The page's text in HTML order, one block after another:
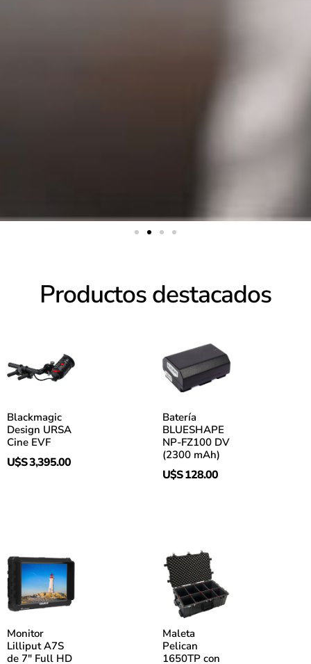
Productos destacados
Blackmagic
Design URSA
Cine EVF
U$S3,395.00
Batería
BLUESHAPE
NP-FZ100 DV
(2300 mAh)
U$S128.00
Monitor
Lilliput A7S
de 7″ Full HD
Maleta
Pelican
1650TP con